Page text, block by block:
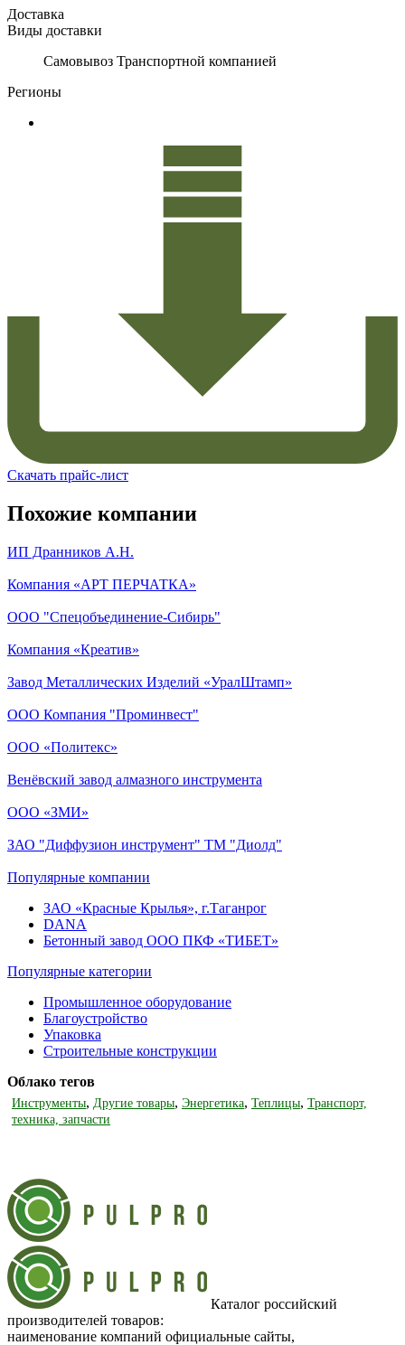
Доставка
Виды доставки
Самовывоз Транспортной компанией
Регионы
Скачать прайс-лист
Похожие компании
ИП Дранников А.Н.
Компания «АРТ ПЕРЧАТКА»
ООО "Спецобъединение-Сибирь"
Компания «Креатив»
Завод Металлических Изделий «УралШтамп»
ООО Компания "Проминвест"
ООО «Политекс»
Венёвский завод алмазного инструмента
ООО «ЗМИ»
ЗАО "Диффузион инструмент" ТМ "Диолд"
Популярные компании
ЗАО «Красные Крылья», г.Таганрог
DANA
Бетонный завод ООО ПКФ «ТИБЕТ»
Популярные категории
Промышленное оборудование
Благоустройство
Упаковка
Строительные конструкции
Облако тегов
Инструменты, Другие товары, Энергетика, Теплицы, Транспорт,
техника, запчасти
Каталог российский
производителей товаров:
наименование компаний официальные сайты,